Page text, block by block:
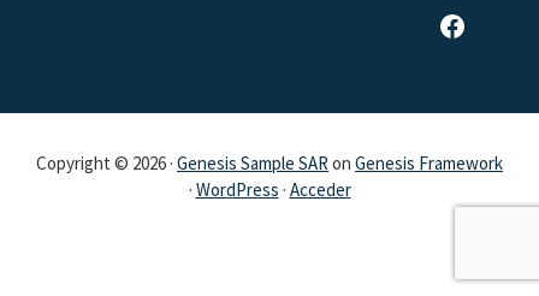
Página de Facebook de SAR
Copyright © 2026 · Genesis Sample SARon Genesis Framework
· WordPress · Acceder